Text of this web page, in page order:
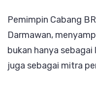
Pemimpin Cabang
Darmawan,
bukan hanya
juga sebagai mitra